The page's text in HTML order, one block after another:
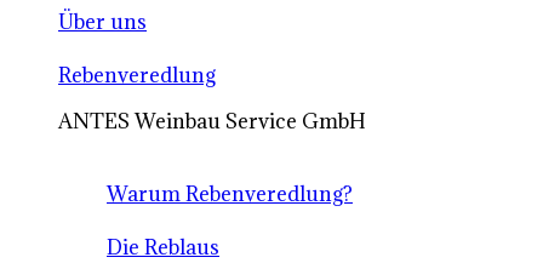
Über uns
Rebenveredlung
ANTES Weinbau Service GmbH
Warum Rebenveredlung?
Die Reblaus